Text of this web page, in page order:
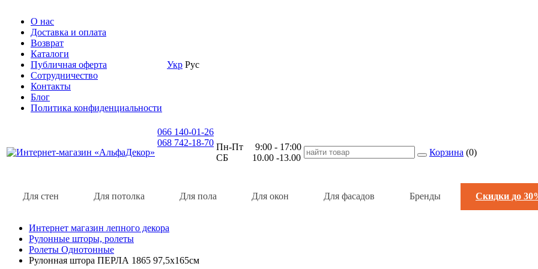
О нас
Доставка и оплата
Возврат
Каталоги
Публичная оферта
Сотрудничество
Контакты
Блог
Политика конфиденциальности
Укр Рус
066 140-01-26
068 742-18-70 Пн-Пт 9:00 - 17:00
СБ 10.00 -13.00
Корзина (0)
Для стен Для потолка Для пола Для окон Для фасадов Бренды Скидки до
Интернет магазин лепного декора
Рулонные шторы, ролеты
Ролеты Однотонные
Рулонная штора ПЕРЛА 1865 97,5х165см